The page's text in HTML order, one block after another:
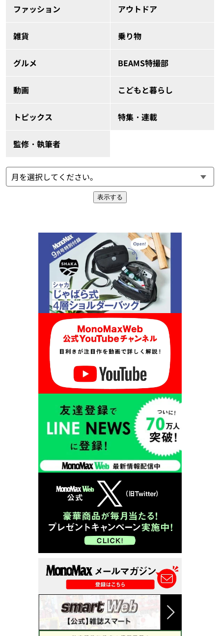
ファッション アウトドア
雑貨 乗り物
グルメ BEAMS特撮部
動画 こどもと暮らし
トピックス 特集・連載
監修・執筆者
表示する